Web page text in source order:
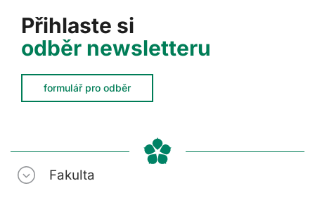
Přihlaste si
odběr newsletteru
formulář pro odběr
Fakulta